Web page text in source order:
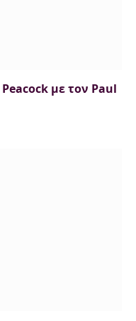
Peacock με τον Paul